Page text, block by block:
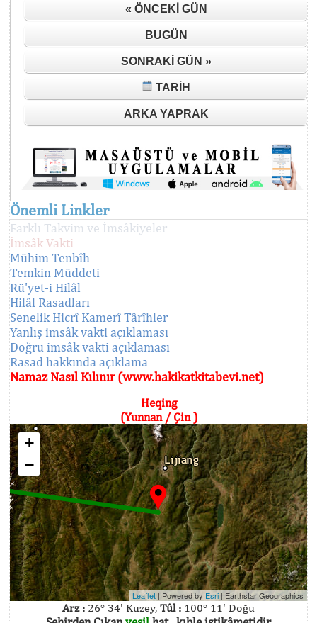
« ÖNCEKI GÜN
BUGÜN
SONRAKI GÜN »
TARIH
ARKA YAPRAK
Önemli Linkler
Farklı Takvim ve İmsâkiyeler
İmsâk Vakti
Mühim Tenbîh
Temkin Müddeti
Rü'yet-i Hilâl
Hilâl Rasadları
Senelik Hicrî Kamerî Târîhler
Yanlış imsâk vakti açıklaması
Doğru imsâk vakti açıklaması
Rasad hakkında açıklama
Namaz Nasıl Kılınır (www.hakikatkitabevi.net)
Heqing
(Yunnan / Çin )
+
−
Leaflet | Powered by Esri | Earthstar Geographics
Arz : 26° 34' Kuzey, Tûl : 100° 11' Doğu